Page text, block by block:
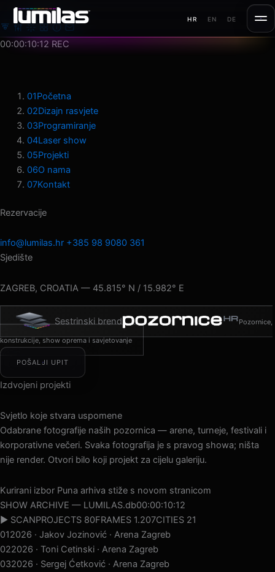
Preskoči
na
sadržaj
MENU
00:00:13:05 REC
HR EN DE
01Početna
02Dizajn rasvjete
03Programiranje
04Laser show
05Projekti
06O nama
07Kontakt
Rezervacije
info@lumilas.hr +385 98 9080 361
Sjedište
ZAGREB, CROATIA — 45.815° N / 15.982° E
Sestrinski brend Pozornice,
konstrukcije, show oprema i savjetovanje
POŠALJI UPIT
Izdvojeni projekti
Svjetlo koje stvara uspomene
Odabrane fotografije naših pozornica — arene, turneje, festivali i
korporativne večeri. Svaka fotografija je s pravog showa; ništa
nije render. Otvori bilo koji projekt za cijelu galeriju.
Kurirani izbor Puna arhiva stiže s novom stranicom
SHOW ARCHIVE — LUMILAS.db00:00:13:05
▶ SCANPROJECTS 80FRAMES 1.207CITIES 21
012026 · Jakov Jozinović · Arena Zagreb
022026 · Toni Cetinski · Arena Zagreb
032026 · Sergej Ćetković · Arena Zagreb